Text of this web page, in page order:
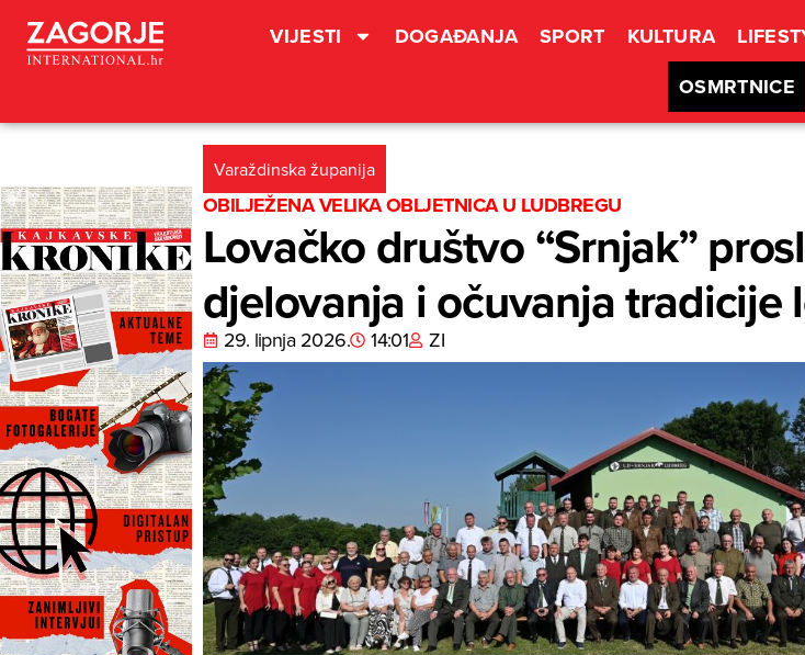
VIJESTI DOGAĐANJA SPORT KULTURA
OSMRTNICE
Varaždinska županija
OBILJEŽENA VELIKA OBLJETNICA U LUDBREGU
Lovačko društvo “Srnjak”
djelovanja i očuvanja tradicije
29. lipnja 2026. 14:01 ZI